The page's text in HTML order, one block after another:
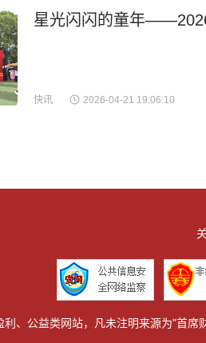
星光闪闪的童年
快讯 2026-04-21 19:06:10
、公益类网站，凡未注明来源为"首